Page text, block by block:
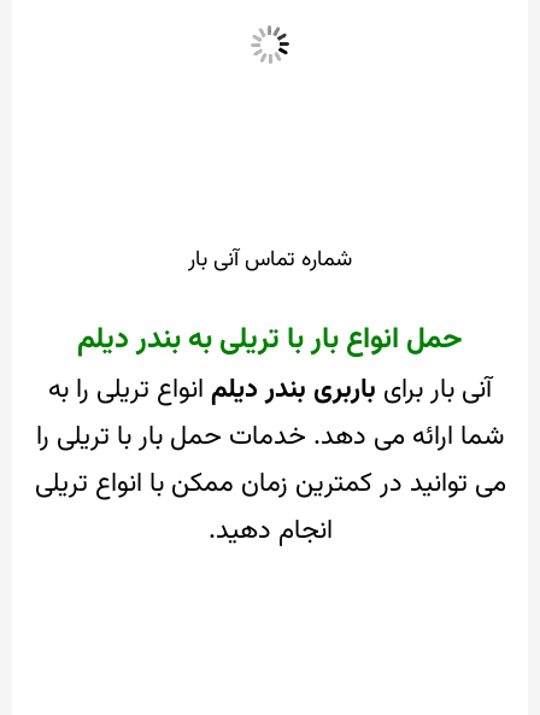
شماره تماس آنی بار
حمل انواع بار با تریلی به بندر دیلم
آنی بار برای باربری بندر دیلم انواع تریلی را به
شما ارائه می دهد. خدمات حمل بار با تریلی را
می توانید در کمترین زمان ممکن با انواع تریلی
انجام دهید.